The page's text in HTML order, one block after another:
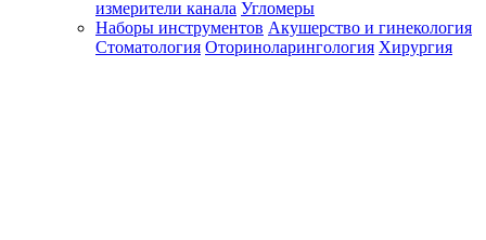
измерители канала Угломеры
Наборы инструментов Акушерство и гинекология
Стоматология Оториноларингология Хирургия